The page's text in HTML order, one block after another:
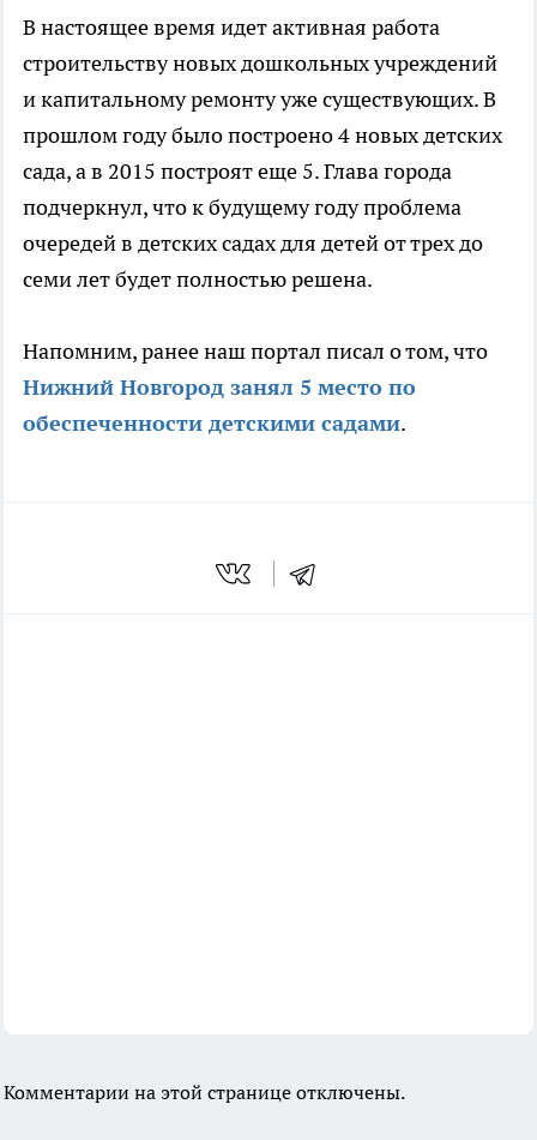
В настоящее время идет активная работа
строительству новых дошкольных учреждений
и капитальному ремонту уже существующих. В
прошлом году было построено 4 новых детских
сада, а в 2015 построят еще 5. Глава города
подчеркнул, что к будущему году проблема
очередей в детских садах для детей от трех до
семи лет будет полностью решена.
Напомним, ранее наш портал писал о том, что
Нижний Новгород занял 5 место по
обеспеченности детскими садами.
Комментарии на этой странице отключены.